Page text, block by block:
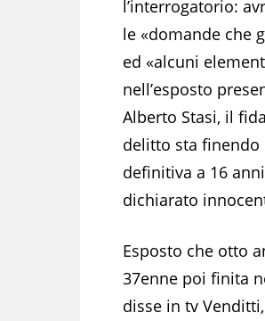
l’interrogatorio:
le «domande che
ed «alcuni
nell’esposto
Alberto Stasi, il
delitto sta finendo
definitiva a 16
dichiarato
Esposto che otto
37enne poi finita
disse in tv